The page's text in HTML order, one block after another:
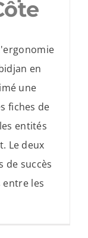
en
une
fiches de
entités
Le deux
de succès
entre les